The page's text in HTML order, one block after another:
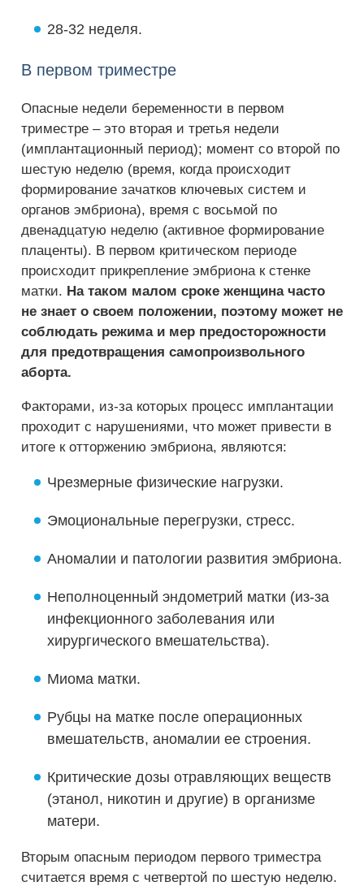
28-32 неделя.
В первом триместре
Опасные недели беременности в первом
триместре – это вторая и третья недели
(имплантационный период); момент со второй по
шестую неделю (время, когда происходит
формирование зачатков ключевых систем и
органов эмбриона), время с восьмой по
двенадцатую неделю (активное формирование
плаценты). В первом критическом периоде
происходит прикрепление эмбриона к стенке
матки. На таком малом сроке женщина часто
не знает о своем положении, поэтому может не
соблюдать режима и мер предосторожности
для предотвращения самопроизвольного
аборта.
Факторами, из-за которых процесс имплантации
проходит с нарушениями, что может привести в
итоге к отторжению эмбриона, являются:
Чрезмерные физические нагрузки.
Эмоциональные перегрузки, стресс.
Аномалии и патологии развития эмбриона.
Неполноценный эндометрий матки (из-за
инфекционного заболевания или
хирургического вмешательства).
Миома матки.
Рубцы на матке после операционных
вмешательств, аномалии ее строения.
Критические дозы отравляющих веществ
(этанол, никотин и другие) в организме
матери.
Вторым опасным периодом первого триместра
считается время с четвертой по шестую неделю.